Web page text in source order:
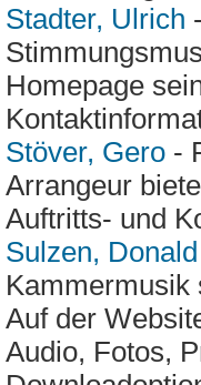
Stadter, Ulrich
Stimmungsmusik spielt dieser
Homepage sein
Stöver, Gero-
Arrangeur bietet einen Steckbrief, Musikbeispiele,
Sulzen, Donald
Kammermusik sowie Pianist des
Auf der Website finden sich
Audio, Fotos, Presse,